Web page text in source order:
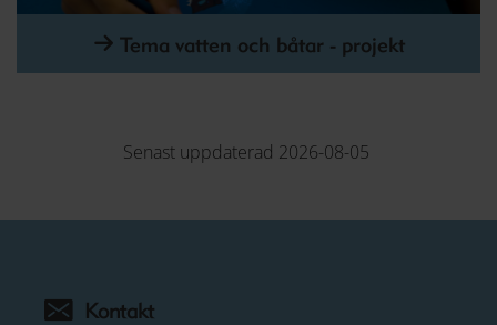
Tema vatten och båtar - projekt
Senast uppdaterad 2026-08-05
Kontakt